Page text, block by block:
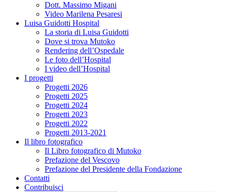
Dott. Massimo Migani
Video Marilena Pesaresi
Luisa Guidotti Hospital
La storia di Luisa Guidotti
Dove si trova Mutoko
Rendering dell’Ospedale
Le foto dell’Hospital
I video dell’Hospital
I progetti
Progetti 2026
Progetti 2025
Progetti 2024
Progetti 2023
Progetti 2022
Progetti 2013-2021
Il libro fotografico
Il Libro fotografico di Mutoko
Prefazione del Vescovo
Prefazione del Presidente della Fondazione
Contatti
Contribuisci